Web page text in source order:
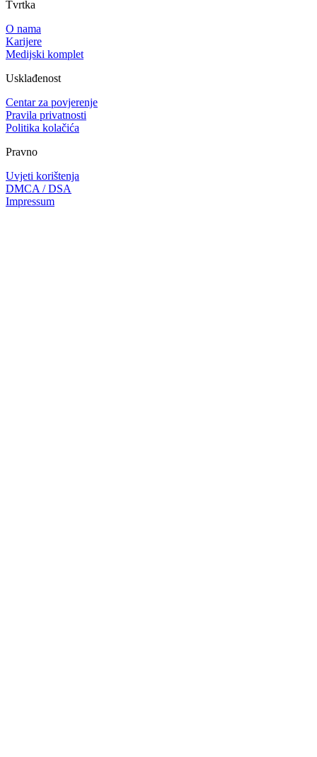
Tvrtka
O nama
Karijere
Medijski komplet
Usklađenost
Centar za povjerenje
Pravila privatnosti
Politika kolačića
Pravno
Uvjeti korištenja
DMCA / DSA
Impressum